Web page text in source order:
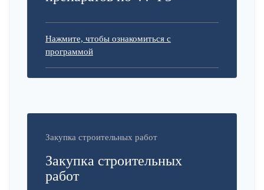
Нажмите, чтобы ознакомиться с
программой
Закупка строительных работ
Закупка строительных
работ